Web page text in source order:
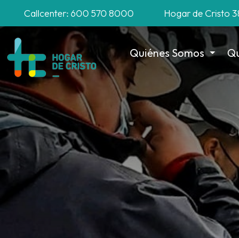
Callcenter: 600 570 8000 Hogar de Cristo
Quiénes Somos